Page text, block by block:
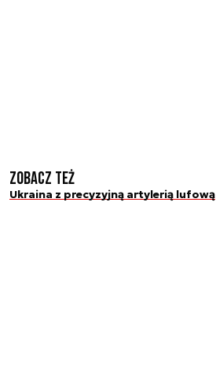
Zobacz też
Ukraina z precyzyjną artylerią lufową